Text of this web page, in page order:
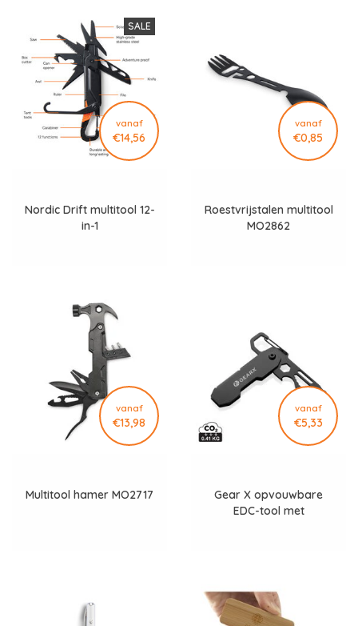
vanaf
€14,56
SALE
Nordic Drift multitool 12-
in-1
vanaf
€0,85
Roestvrijstalen multitool
MO2862
vanaf
€13,98
Multitool hamer MO2717
vanaf
€5,33
Gear X opvouwbare
EDC-tool met